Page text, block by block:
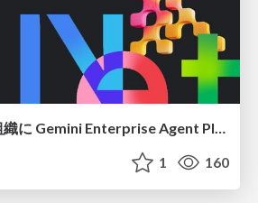
AI ネイティブな組織に Gemini Enterprise Agent Platform がなぜ必要なのか
1 160